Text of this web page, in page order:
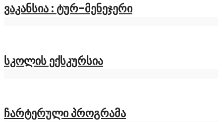
ვაკანსია : ტურ-მენეჯერი
სკოლის ექსკურსია
ჩარტერული პროგრამა